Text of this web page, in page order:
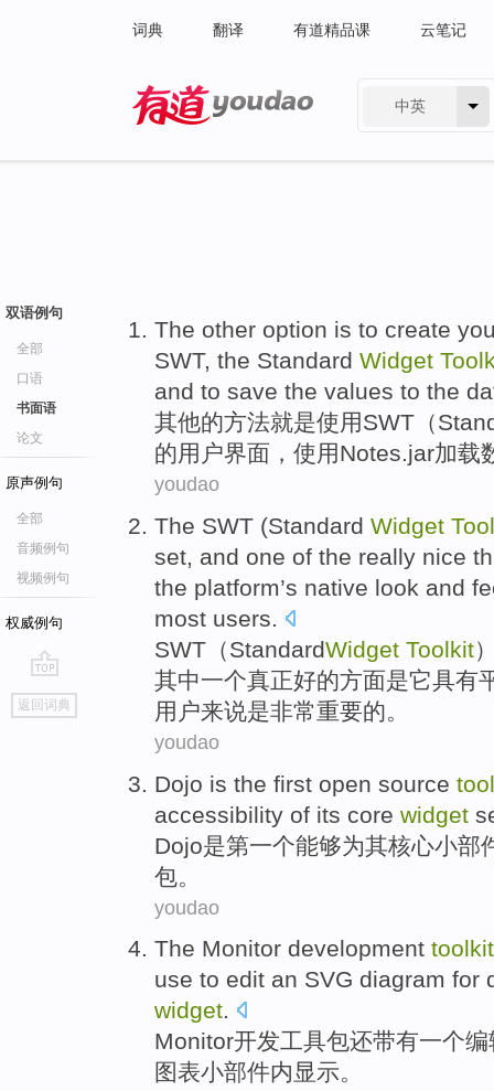
词典 翻译 有道精品课 云笔记
中英
双语例句
全部
口语
书面语
论文
原声例句
全部
音频例句
视频例句
权威例句
go
top
返回词典
The other option is to create
SWT, the Standard Widget
and to save the values to the
其他的方法就是使用SWT （
的用户界面 ， 使用Notes.jar加载
youdao
The SWT (Standard Widget
set, and one of the really nice
the platform’s native look and
most users.
SWT （StandardWidget Toolkit
其中一个真正好的方面是它具有
用户来说是非常重要的。
youdao
Dojo is the first open source
accessibility of its core widget
Dojo是第一个能够为其核心小部
包 。
youdao
The Monitor development toolkit
use to edit an SVG diagram for
widget.
Monitor开发工具包还带有一个编
图表小部件内显示。